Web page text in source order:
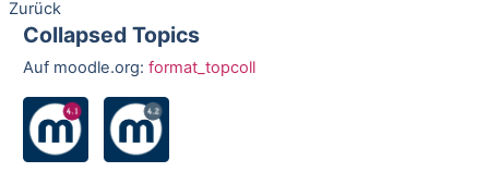
Zurück
Collapsed Topics
Auf moodle.org: format_topcoll